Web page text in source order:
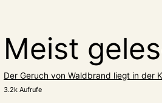
Meist
Der Geruch von Waldbrand liegt in der
3.2k Aufrufe